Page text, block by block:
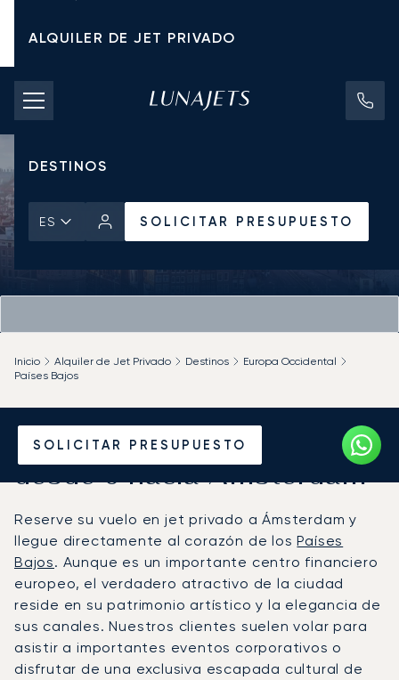
ALQUILER DE JET PRIVADO
TARIFAS DE CHÁRTER
JETS PRIVADOS
DESTINOS
ES SOLICITAR PRESUPUESTO
SOLICITAR PRESUPUESTO
Inicio Alquiler de Jet Privado Destinos
Europa Occidental
Países Bajos
Alquile un Jet Privado
desde o hacia Ámsterdam
Reserve su vuelo en jet privado a Ámsterdam y
llegue directamente al corazón de losPaíses
Bajos. Aunque es un importante centro financiero
europeo, el verdadero atractivo de la ciudad
reside en su patrimonio artístico y la elegancia de
sus canales. Nuestros clientes suelen volar para
asistir a importantes eventos corporativos o
disfrutar de una exclusiva escapada cultural de